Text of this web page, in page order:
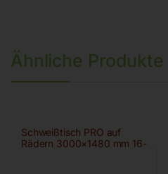
Ähnliche Produkte
Schweißtisch PRO auf
Rädern 3000×1480 mm 16-